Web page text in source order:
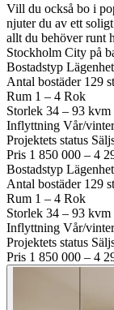
Vill du också bo i
njuter du av ett
allt du behöver runt
Stockholm City på
Bostadstyp Lägenhet
Antal bostäder 129 st
Rum 1 – 4 Rok
Storlek 34 – 93 kvm
Inflyttning Vår/
Projektets status
Pris 1 850 000 – 4
Bostadstyp Lägenhet
Antal bostäder 129 st
Rum 1 – 4 Rok
Storlek 34 – 93 kvm
Inflyttning Vår/
Projektets status
Pris 1 850 000 – 4